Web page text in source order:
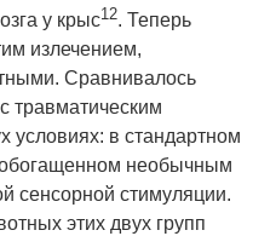
у крыс12. Теперь
излечением,
Сравнивалось
травматическим
условиях: в стандартном
необычным
сенсорной стимуляции.
этих двух групп